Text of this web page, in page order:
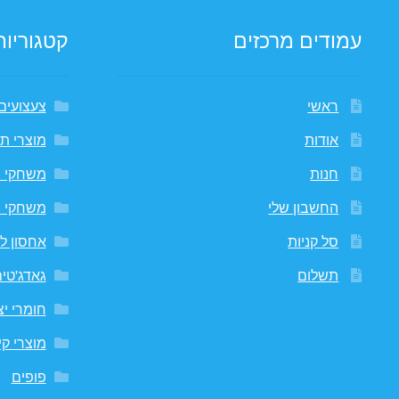
עמודים מרכזים
ראשי
אודות
חנות
החשבון שלי
סל קניות
תשלום
מוצרי
אחסון
חומרי
מוצרי
פופים